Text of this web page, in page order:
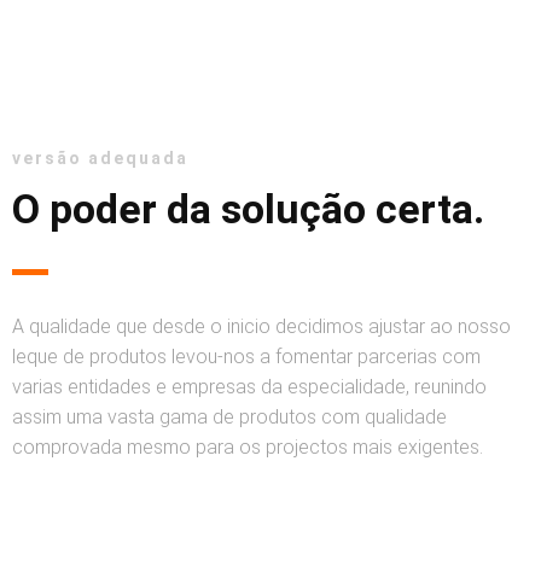
versão adequada
O poder da solução certa.
A qualidade que desde o inicio decidimos ajustar ao nosso
leque de produtos levou-nos a fomentar parcerias com
varias entidades e empresas da especialidade, reunindo
assim uma vasta gama de produtos com qualidade
comprovada mesmo para os projectos mais exigentes.